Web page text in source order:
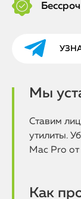
Мы
Ставим
утилиты.
Mac Pro
Как